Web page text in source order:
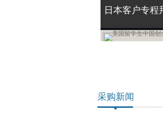
日本客户专程
采购新闻